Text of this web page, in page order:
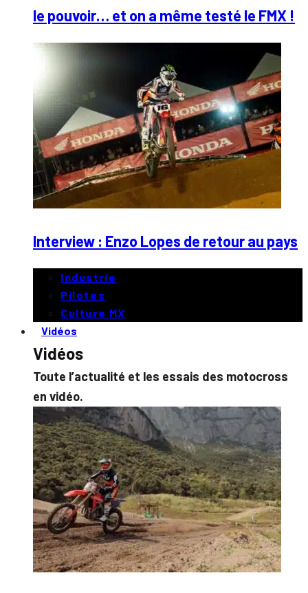
le pouvoir… et on a même testé le FMX !
Interview : Enzo Lopes de retour au pays
Industrie
Pilotes
Culture MX
Vidéos
Vidéos
Toute l’actualité et les essais des motocross
en vidéo.